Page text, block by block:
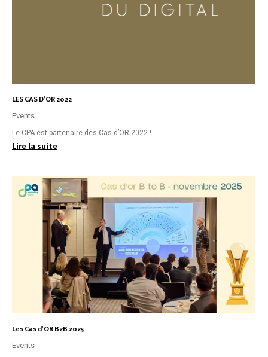
LES CAS D’OR 2022
Events
Le CPA est partenaire des Cas d’OR 2022 !
Lire la suite
Les Cas d’OR B2B 2025
Events